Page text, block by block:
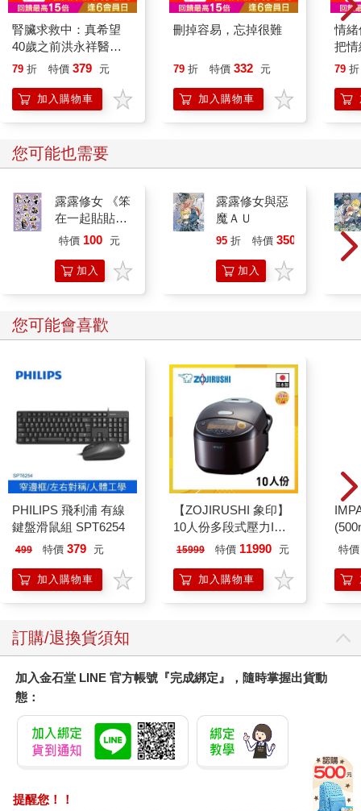
腎臟求救中：真希望
40歲之前洪永祥醫師
就告訴我這些事
79 折 特價 379 元
加入購物車
刪掉容易，忘掉很難
79 折 特價 332 元
加入購物車
情
把
誰
79 折
您可能也需要
露露修女 《笨
在一起貼貼
紙》
特價 100 元
加入
購物
露露修女與惡
魔ＡＵ
95 折 特價 350
加入
購物
您可能會喜歡
PHILIPS 飛利浦 有線
鍵盤滑鼠組 SPT6254
499 特價 379 元
加入購物車
【ZOJIRUSHI 象印】
10人份多段式壓力IH
微電腦電子鍋(NP-
15999 特價 11990 元
加入購物車
特價
訂購/退換貨須知
加入金石堂 LINE 官方帳號『完成綁定』，隨時掌握出貨動
態：
提醒您！！